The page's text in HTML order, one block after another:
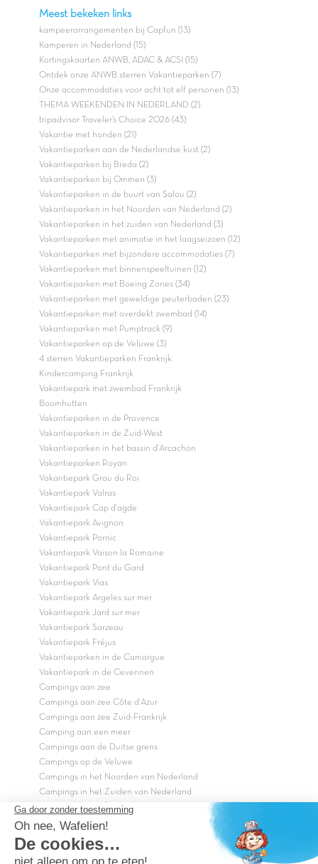
Meest bekeken links
kampeerarrangementen bij Capfun (13)
Kamperen in Nederland (15)
Kortingskaarten ANWB, ADAC & ACSI (15)
Ontdek onze ANWB sterren Vakantieparken (7)
Onze accommodaties voor acht tot elf personen (13)
THEMA WEEKENDEN IN NEDERLAND (2)
tripadvisor Traveler’s Choice 2026 (43)
Vakantie met honden (21)
Vakantieparken aan de Nederlandse kust (2)
Vakantieparken bij Breda (2)
Vakantieparken bij Ommen (3)
Vakantieparken in de buurt van Salou (2)
Vakantieparken in het Noorden van Nederland (2)
Vakantieparken in het zuiden van Nederland (3)
Vakantieparken met animatie in het laagseizoen (12)
Vakantieparken met bijzondere accommodaties (7)
Vakantieparken met binnenspeeltuinen (12)
Vakantieparken met Boeing Zones (34)
Vakantieparken met geweldige peuterbaden (23)
Vakantieparken met overdekt zwembad (14)
Vakantieparken met Pumptrack (9)
Vakantieparken op de Veluwe (3)
4 sterren Vakantieparken Frankrijk
Kindercamping Frankrijk
Vakantiepark met zwembad Frankrijk
Boomhutten
Vakantieparken in de Provence
Vakantieparken in de Zuid-West
Vakantieparken in het bassin d'Arcachon
Vakantieparken Royan
Vakantiepark Grau du Roi
Vakantiepark Valras
Vakantiepark Cap d'agde
Vakantiepark Avignon
Vakantiepark Pornic
Vakantiepark Vaison la Romaine
Vakantiepark Pont du Gard
Vakantiepark Vias
Vakantiepark Argeles sur mer
Vakantiepark Jard sur mer
Vakantiepark Sarzeau
Vakantiepark Fréjus
Vakantieparken in de Camargue
Vakantiepark in de Cevennen
Campings aan zee
Campings aan zee Côte d'Azur
Campings aan zee Zuid-Frankrijk
Camping aan een meer
Campings aan de Duitse grens
Campings op de Veluwe
Campings in het Noorden van Nederland
Campings in het Zuiden van Nederland
Copyright Capfun 2026 ©
Bij Capfun solliciteren
Veelgestelde vragen